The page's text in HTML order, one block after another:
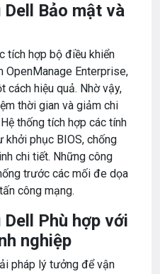
Dell Bảo mật và
tích hợp bộ điều khiển
OpenManage Enterprise,
cách hiệu quả. Nhờ vậy,
thời gian và giảm chi
thống tích hợp các tính
khởi phục BIOS, chống
chi tiết. Những công
trước các mối đe dọa
công mạng.
Phù hợp với
nghiệp
pháp lý tưởng để vận